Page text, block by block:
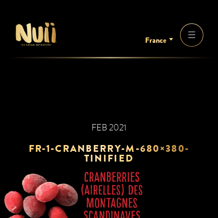
France
FEB 2021
FR-1-CRANBERRY-M-680×380-
TINIFIED